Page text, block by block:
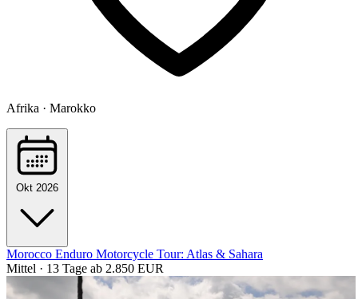
Afrika · Marokko
Okt 2026
Morocco Enduro Motorcycle Tour: Atlas & Sahara
Mittel · 13 Tage ab 2.850 EUR